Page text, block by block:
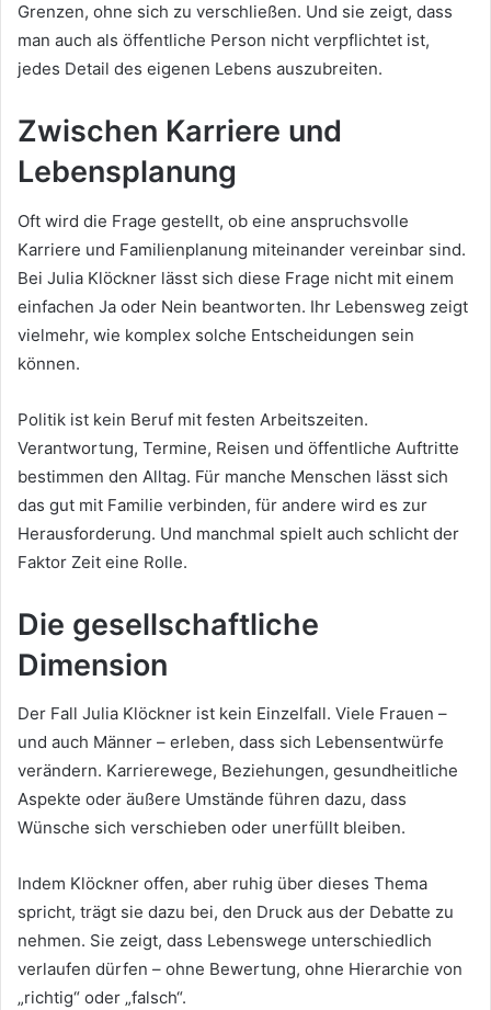
Grenzen, ohne sich zu verschließen. Und sie zeigt, dass
man auch als öffentliche Person nicht verpflichtet ist,
jedes Detail des eigenen Lebens auszubreiten.
Zwischen Karriere und
Lebensplanung
Oft wird die Frage gestellt, ob eine anspruchsvolle
Karriere und Familienplanung miteinander vereinbar sind.
Bei Julia Klöckner lässt sich diese Frage nicht mit einem
einfachen Ja oder Nein beantworten. Ihr Lebensweg zeigt
vielmehr, wie komplex solche Entscheidungen sein
können.
Politik ist kein Beruf mit festen Arbeitszeiten.
Verantwortung, Termine, Reisen und öffentliche Auftritte
bestimmen den Alltag. Für manche Menschen lässt sich
das gut mit Familie verbinden, für andere wird es zur
Herausforderung. Und manchmal spielt auch schlicht der
Faktor Zeit eine Rolle.
Die gesellschaftliche
Dimension
Der Fall Julia Klöckner ist kein Einzelfall. Viele Frauen –
und auch Männer – erleben, dass sich Lebensentwürfe
verändern. Karrierewege, Beziehungen, gesundheitliche
Aspekte oder äußere Umstände führen dazu, dass
Wünsche sich verschieben oder unerfüllt bleiben.
Indem Klöckner offen, aber ruhig über dieses Thema
spricht, trägt sie dazu bei, den Druck aus der Debatte zu
nehmen. Sie zeigt, dass Lebenswege unterschiedlich
verlaufen dürfen – ohne Bewertung, ohne Hierarchie von
„richtig“ oder „falsch“.